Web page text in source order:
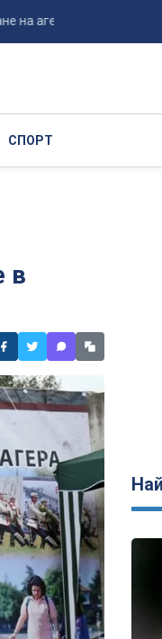
по киберсигурност...
СПОРТ
в